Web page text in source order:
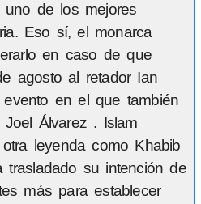
uno de los mejores
Eso sí, el monarca
en caso de que
agosto al retador Ian
en el que también
Joel Álvarez . Islam
leyenda como Khabib
trasladado su intención de
más para establecer